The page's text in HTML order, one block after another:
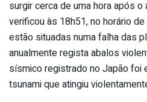
surgir cerca de uma hora após
verificou às 18h51, no horário
estão situadas numa falha das
anualmente regista abalos
sísmico registrado no Japão foi
tsunami que atingiu